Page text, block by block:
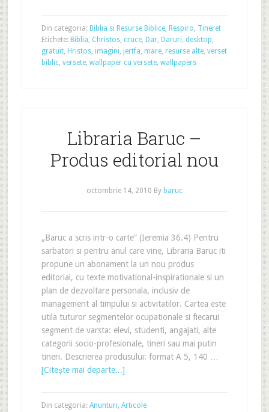
Din categoria: Biblia si Resurse Biblice, Respiro, Tineret
Etichete: Biblia, Christos, cruce, Dar, Daruri, desktop,
gratuit, Hristos, imagini, jertfa, mare, resurse alte, verset
biblic, versete, wallpaper cu versete, wallpapers
Libraria Baruc –
Produs editorial nou
octombrie 14, 2010 By baruc
„Baruc a scris intr-o carte” (Ieremia 36.4) Pentru
sarbatori si pentru anul care vine, Libraria Baruc iti
propune un abonament la un nou produs
editorial, cu texte motivational-inspirationale si un
plan de dezvoltare personala, inclusiv de
management al timpului si activitatilor. Cartea este
utila tuturor segmentelor ocupationale si fiecarui
segment de varsta: elevi, studenti, angajati, alte
categorii socio-profesionale, tineri sau mai putin
tineri. Descrierea produsului: format A 5, 140 …
[Citeşte mai departe...]
Din categoria: Anunturi, Articole